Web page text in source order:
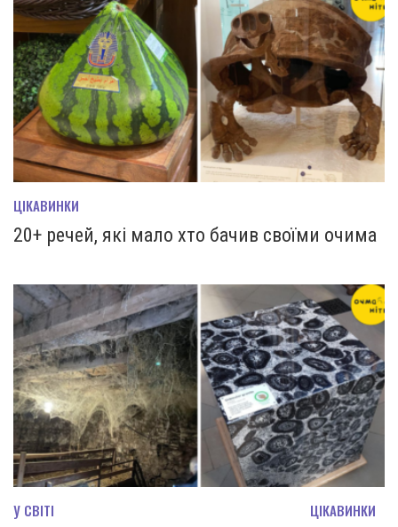
ЦІКАВИНКИ
20+ речей, які мало хто бачив своїми очима
У СВІТІ ЦІКАВИНКИ